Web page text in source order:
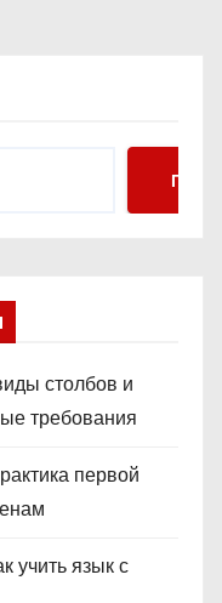
Поиск
столбов и
требования
первой
учить язык с